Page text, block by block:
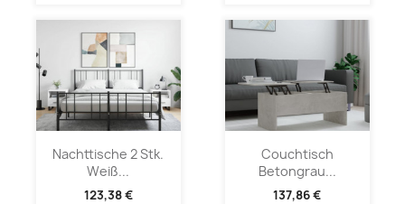
Nachttische 2 Stk.
Weiß...
123,38 €
Couchtisch
Betongrau...
137,86 €